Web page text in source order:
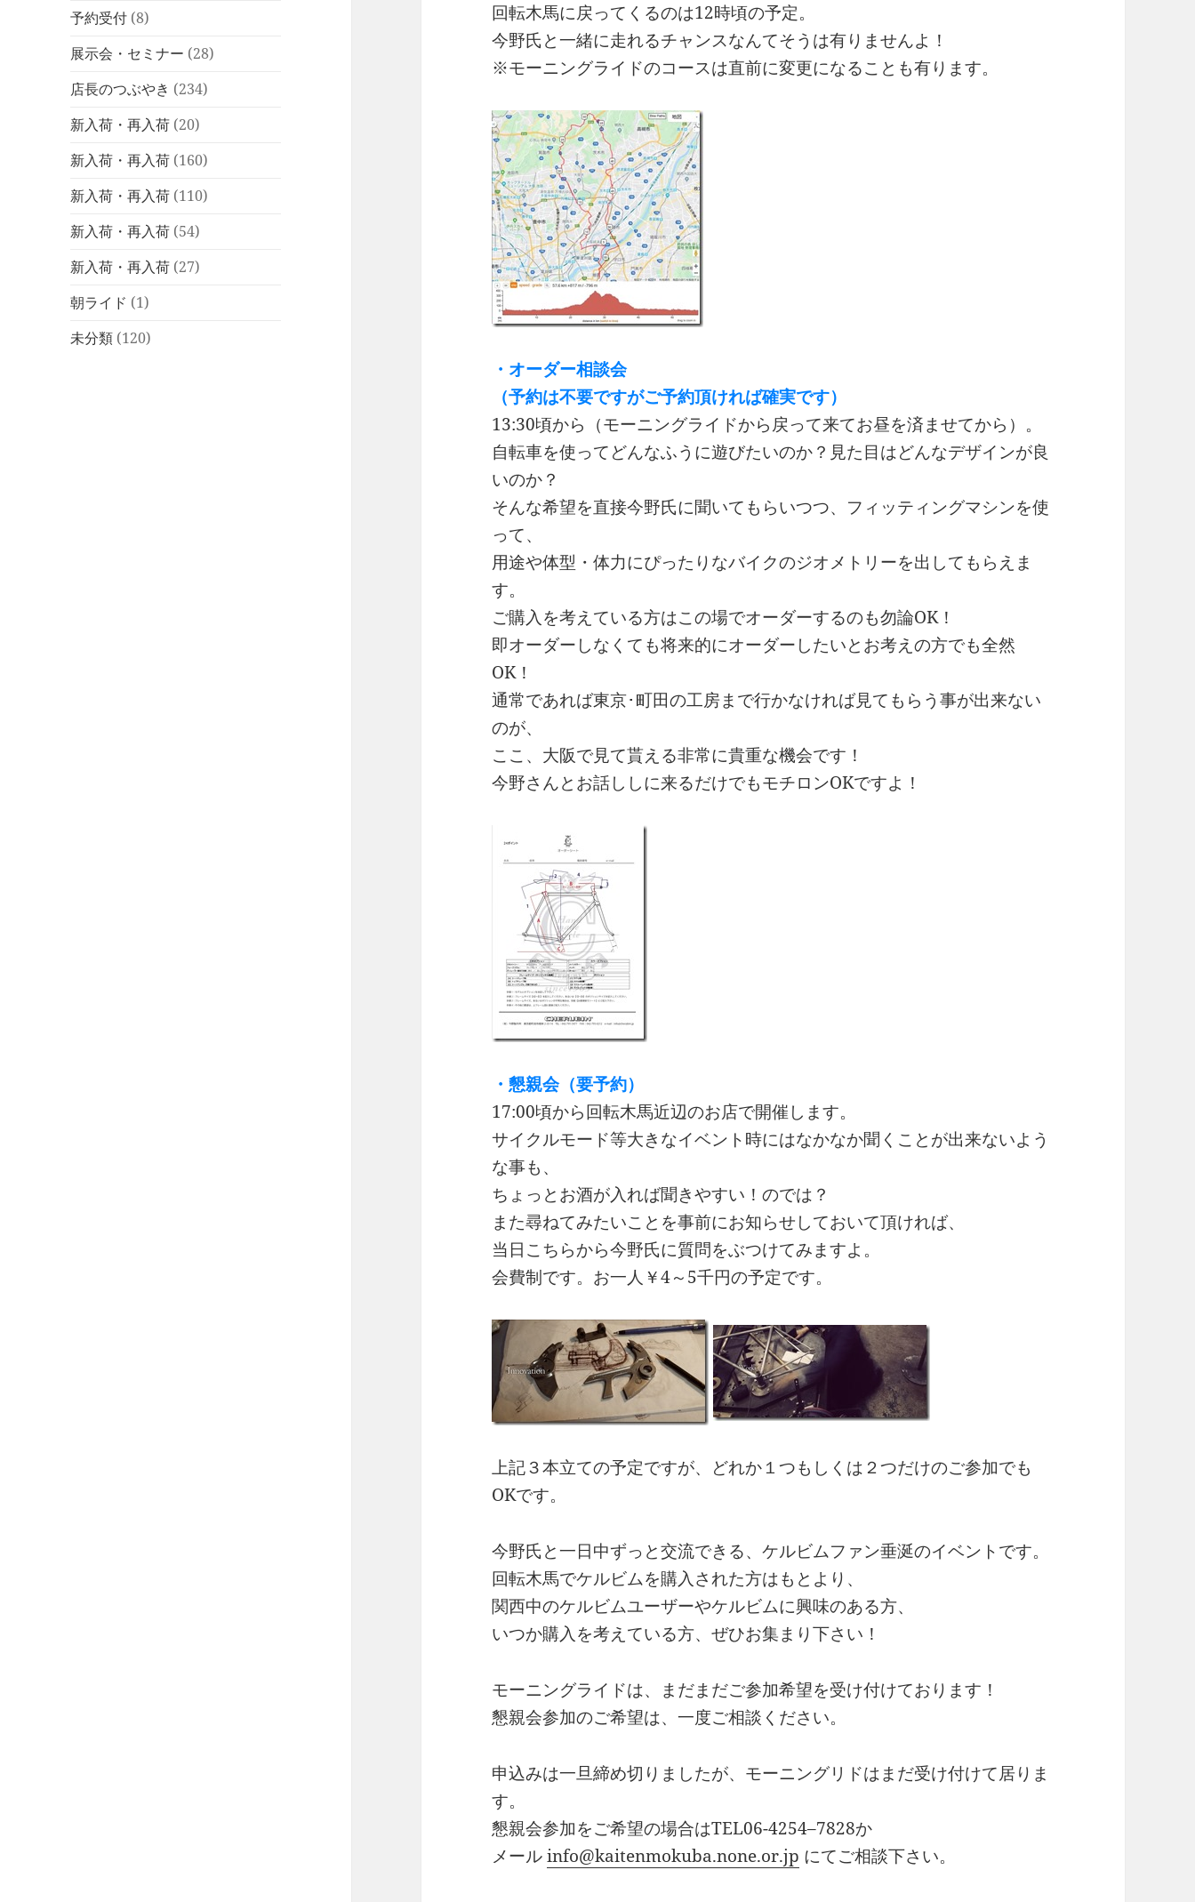
予約受付 (8)
展示会・セミナー (28)
店長のつぶやき (234)
新入荷・再入荷 (20)
新入荷・再入荷 (160)
新入荷・再入荷 (110)
新入荷・再入荷 (54)
新入荷・再入荷 (27)
朝ライド (1)
未分類 (120)
回転木馬に戻ってくるのは12時頃の予定。
今野氏と一緒に走れるチャンスなんてそうは有りませんよ！
※モーニングライドのコースは直前に変更になることも有ります。
・オーダー相談会
（予約は不要ですがご予約頂ければ確実です）
13:30頃から（モーニングライドから戻って来てお昼を済ませてから）。
自転車を使ってどんなふうに遊びたいのか？見た目はどんなデザインが良
いのか？
そんな希望を直接今野氏に聞いてもらいつつ、フィッティングマシンを使
って、
用途や体型・体力にぴったりなバイクのジオメトリーを出してもらえま
す。
ご購入を考えている方はこの場でオーダーするのも勿論OK！
即オーダーしなくても将来的にオーダーしたいとお考えの方でも全然
OK！
通常であれば東京･町田の工房まで行かなければ見てもらう事が出来ない
のが、
ここ、大阪で見て貰える非常に貴重な機会です！
今野さんとお話ししに来るだけでもモチロンOKですよ！
・懇親会（要予約）
17:00頃から回転木馬近辺のお店で開催します。
サイクルモード等大きなイベント時にはなかなか聞くことが出来ないよう
な事も、
ちょっとお酒が入れば聞きやすい！のでは？
また尋ねてみたいことを事前にお知らせしておいて頂ければ、
当日こちらから今野氏に質問をぶつけてみますよ。
会費制です。お一人￥4～5千円の予定です。
上記３本立ての予定ですが、どれか１つもしくは２つだけのご参加でも
OKです。
今野氏と一日中ずっと交流できる、ケルビムファン垂涎のイベントです。
回転木馬でケルビムを購入された方はもとより、
関西中のケルビムユーザーやケルビムに興味のある方、
いつか購入を考えている方、ぜひお集まり下さい！
モーニングライドは、まだまだご参加希望を受け付けております！
懇親会参加のご希望は、一度ご相談ください。
申込みは一旦締め切りましたが、モーニングリドはまだ受け付けて居りま
す。
懇親会参加をご希望の場合はTEL06-4254–7828か
メールinfo@kaitenmokuba.none.or.jp にてご相談下さい。